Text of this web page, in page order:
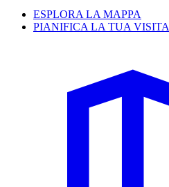
ESPLORA LA MAPPA
PIANIFICA LA TUA VISITA